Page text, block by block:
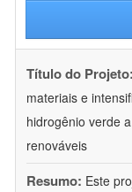
Título do Projeto:
materiais e
hidrogênio verde
renováveis
Resumo: Este